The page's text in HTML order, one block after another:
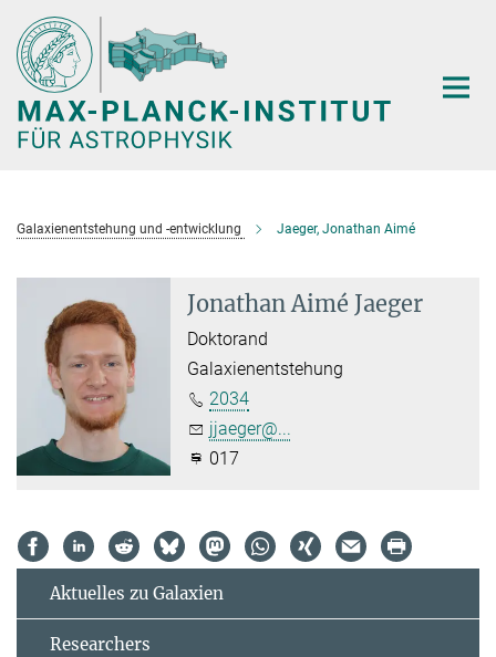
Hauptinhalt
Galaxienentstehung und -entwicklung Jaeger, Jonathan Aimé
Jonathan Aimé Jaeger
Doktorand
Galaxienentstehung
2034
jjaeger@...
017
Aktuelles zu Galaxien
Researchers